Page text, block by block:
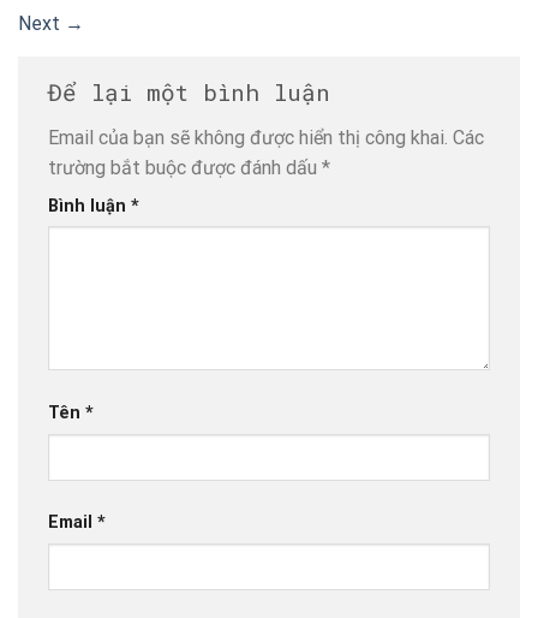
Next →
Để lại một bình luận
Email của bạn sẽ không được hiển thị công khai. Các
trường bắt buộc được đánh dấu *
Bình luận *
Tên *
Email *